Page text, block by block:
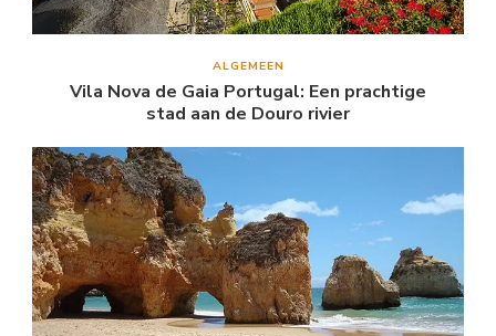
ALGEMEEN
Vila Nova de Gaia Portugal: Een prachtige
stad aan de Douro rivier